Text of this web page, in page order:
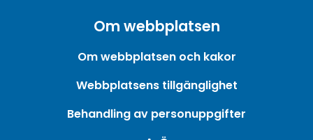
Om webbplatsen
Om webbplatsen och kakor
Webbplatsens tillgänglighet
Behandling av personuppgifter